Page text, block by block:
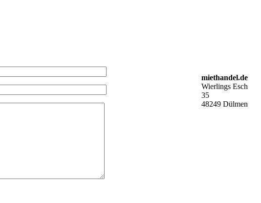
miethandel.de
Wierlings Esch
35
48249 Dülmen